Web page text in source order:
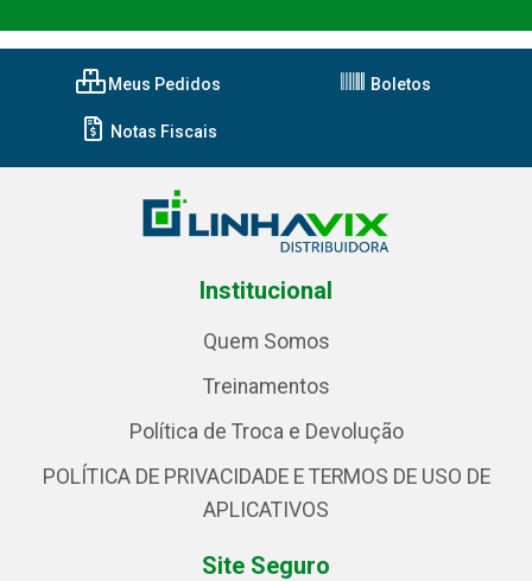
Meus Pedidos Boletos
Notas Fiscais
Institucional
Quem Somos
Treinamentos
Política de Troca e Devolução
POLÍTICA DE PRIVACIDADE E TERMOS DE USO DE
APLICATIVOS
Site Seguro